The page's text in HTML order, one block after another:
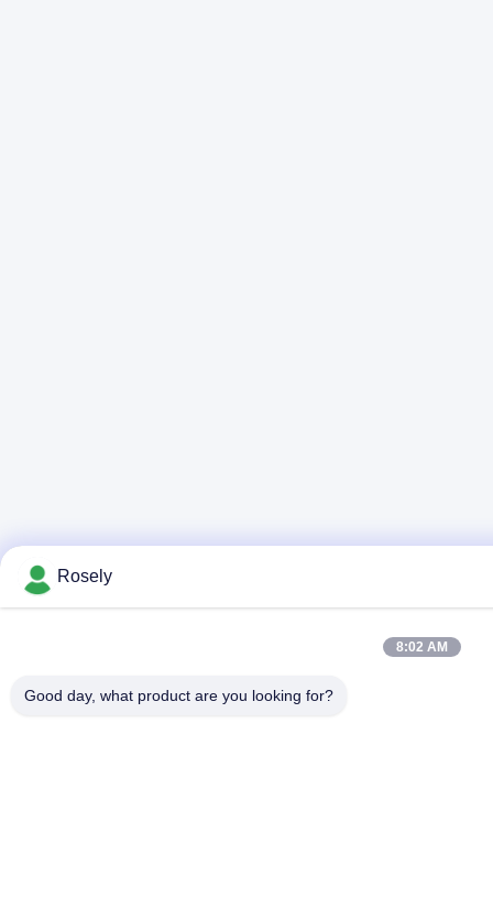
Rosely
8:02 AM
Good day, what product are you looking for?